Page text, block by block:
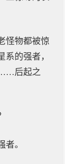
怪物都被惊
的强者，
……后起之
。